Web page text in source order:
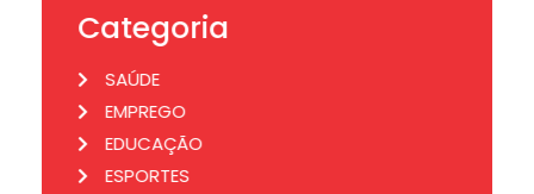
Categoria
SAÚDE
EMPREGO
EDUCAÇÃO
ESPORTES